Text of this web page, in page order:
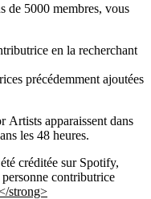
de 5000 membres, vous
en la recherchant
précédemment ajoutées
Artists apparaissent dans
les 48 heures.
créditée sur Spotify,
contributrice
strong>